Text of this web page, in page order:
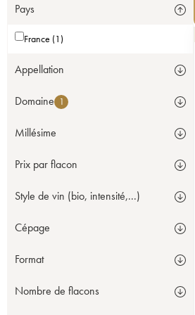
Pays
France (1)
Appellation
Domaine 1
Millésime
Prix par flacon
Style de vin (bio, intensité,...)
Cépage
Format
Nombre de flacons